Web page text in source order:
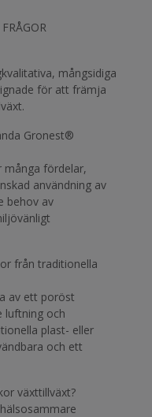
mångsidiga
för att främja
Gronest®
många fördelar,
användning av
behov av
från traditionella
av ett poröst
luftning och
plast- eller
och ett
växttillväxt?